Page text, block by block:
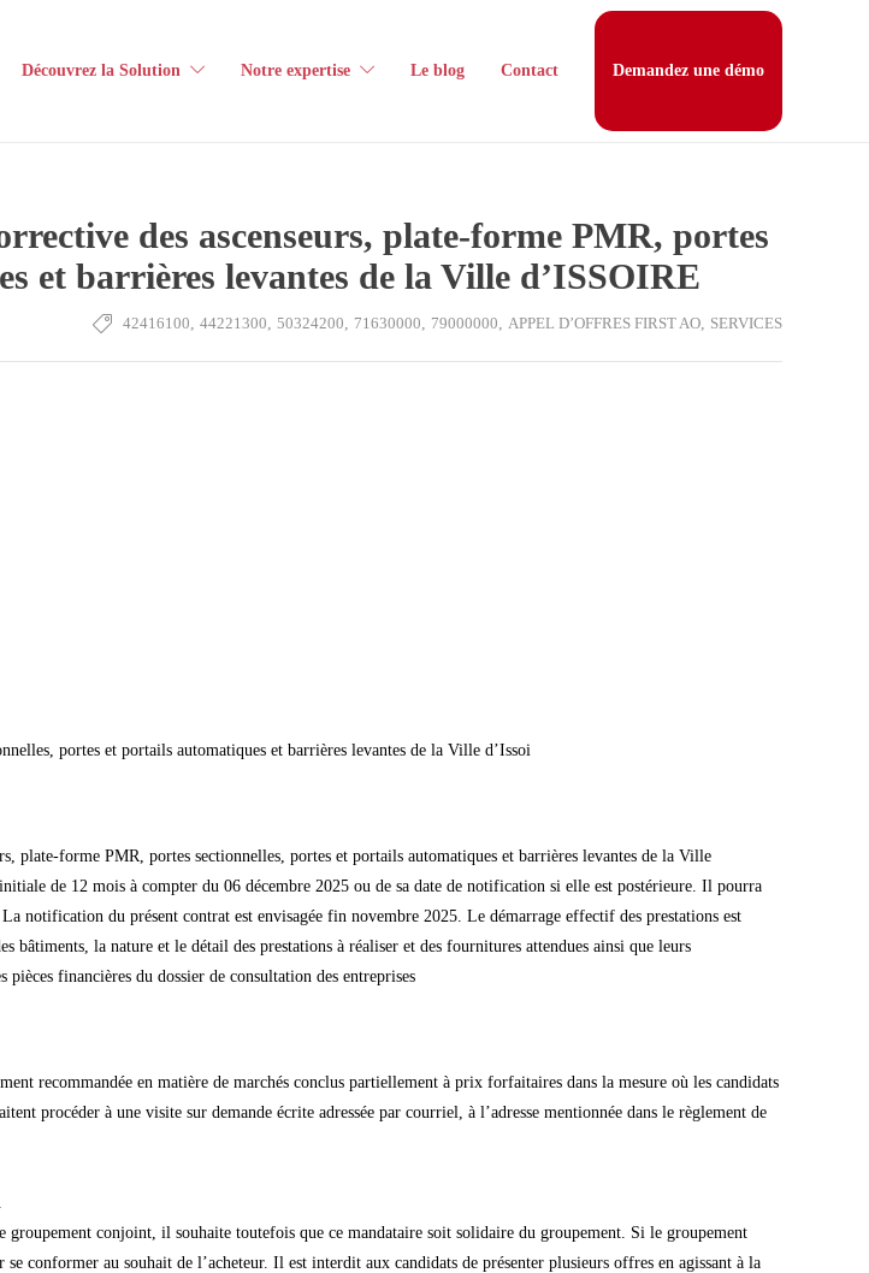
Découvrez la Solution Notre expertise Le blog Contact Demandez une démo
des ascenseurs, plate-forme PMR, portes
et barrières levantes de la Ville d’ISSOIRE
42416100, 44221300, 50324200, 71630000, 79000000, APPEL D’OFFRES FIRST AO, SERVICES
portes et portails automatiques et barrières levantes de la Ville d’Issoi
plate-forme PMR, portes sectionnelles, portes et portails automatiques et barrières levantes de la Ville
de 12 mois à compter du 06 décembre 2025 ou de sa date de notification si elle est postérieure. Il pourra
notification du présent contrat est envisagée fin novembre 2025. Le démarrage effectif des prestations est
la nature et le détail des prestations à réaliser et des fournitures attendues ainsi que leurs
pièces financières du dossier de consultation des entreprises
recommandée en matière de marchés conclus partiellement à prix forfaitaires dans la mesure où les candidats
procéder à une visite sur demande écrite adressée par courriel, à l’adresse mentionnée dans le règlement de
conjoint, il souhaite toutefois que ce mandataire soit solidaire du groupement. Si le groupement
conformer au souhait de l’acheteur. Il est interdit aux candidats de présenter plusieurs offres en agissant à la